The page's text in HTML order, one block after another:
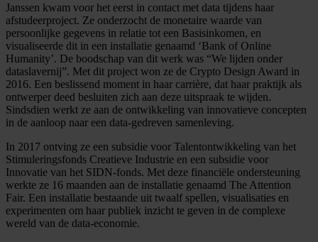
Janssen kwam voor het eerst in contact met data tijdens haar
afstudeerproject. Ze onderzocht de monetaire waarde van
persoonlijke gegevens in relatie tot een Basisinkomen, en
visualiseerde dit in een installatie genaamd ‘Bank of Online
Humanity’. De boodschap van dit werk was “We lijden onder
dataslavernij”. Met dit project won ze de Crypto Design Award in
2016. Een beslissend moment in haar carrière, dat haar praktijk als
ontwerper deed besluiten zich aan deze uitspraak te wijden.
Sindsdien werkt ze aan de ontwikkeling van innovatieve concepten
in de aanloop naar een data-gedreven samenleving.
In 2017 ontving ze een subsidie voor Talentontwikkeling van het
Stimuleringsfonds Creatieve Industrie en een subsidie voor
Innovatie van het SIDN-fonds. Met deze financiële ondersteuning
werkte ze 16 maanden aan de installatie genaamd The Attention
Fair. Een installatie bestaande uit twaalf spellen, visualisaties en
experimenten om haar publiek inzicht te geven in de complexe
wereld van de data-economie.